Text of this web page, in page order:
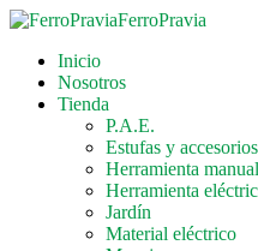
FerroPravia
Inicio
Nosotros
Tienda
P.A.E.
Estufas y accesorios
Herramienta manual
Herramienta
Jardín
Material eléctrico